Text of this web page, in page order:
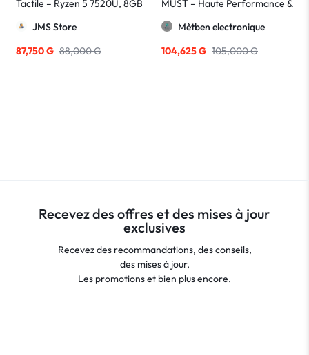
Tactile – Ryzen 5 7520U, 8GB
JMS Store
88,000G
87,750G
MUST – Haute Performance &
Mètben electronique
105,000G
104,625G
Recevez des offres et des mises à jour
exclusives
Recevez des recommandations, des conseils,
des mises à jour,
Les promotions et bien plus encore.